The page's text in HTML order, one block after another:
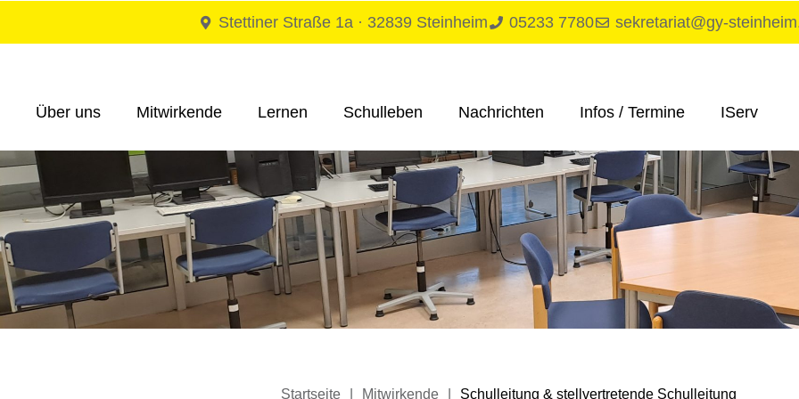
Stettiner Straße 1a · 32839 Steinheim 05233 7780 sekretariat@gy-
Über uns Mit­wir­ken­de Ler­nen Schul­le­ben Nach­rich­ten Infos / Termine IServ
Start­sei­te Mit­wir­ken­de Schul­lei­tung & stell­ver­tre­ten­de Schulleitung